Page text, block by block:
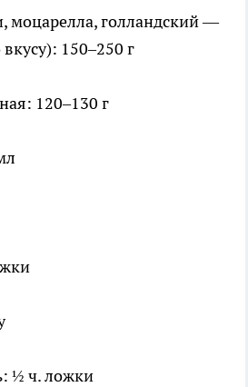
моцарелла, голландский —
150–250 г
120–130 г
½ ч. ложки